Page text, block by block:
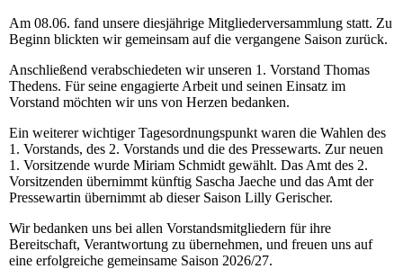
Am 08.06. fand unsere diesjährige Mitgliederversammlung statt. Zu
Beginn blickten wir gemeinsam auf die vergangene Saison zurück.
Anschließend verabschiedeten wir unseren 1. Vorstand Thomas
Thedens. Für seine engagierte Arbeit und seinen Einsatz im
Vorstand möchten wir uns von Herzen bedanken.
Ein weiterer wichtiger Tagesordnungspunkt waren die Wahlen des
1. Vorstands, des 2. Vorstands und die des Pressewarts. Zur neuen
1. Vorsitzende wurde Miriam Schmidt gewählt. Das Amt des 2.
Vorsitzenden übernimmt künftig Sascha Jaeche und das Amt der
Pressewartin übernimmt ab dieser Saison Lilly Gerischer.
Wir bedanken uns bei allen Vorstandsmitgliedern für ihre
Bereitschaft, Verantwortung zu übernehmen, und freuen uns auf
eine erfolgreiche gemeinsame Saison 2026/27.